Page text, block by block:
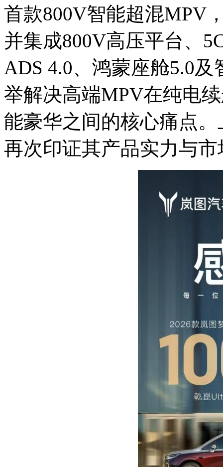
首款800V智能超混MPV
并集成800V高压平台、
ADS 4.0、鸿蒙座舱5.0
举解决高端MPV在纯电
能豪华之间的核心痛点
再次印证其产品实力与